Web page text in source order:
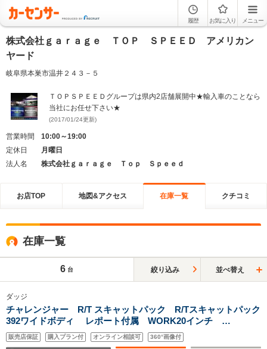
履歴 お気に入り メニュー
株式会社ｇａｒａｇｅ ＴＯＰ ＳＰＥＥＤ アメリカン
ヤード
岐阜県本巣市温井２４３－５
ＴＯＰＳＰＥＥＤグループは県内2店舗展開中★輸入車のことなら
当社にお任せ下さい★
(2017/01/24更新)
営業時間
10:00～19:00
定休日
月曜日
法人名
株式会社ｇａｒａｇｅ Ｔｏｐ Ｓｐｅｅｄ
お店TOP 地図&アクセス 在庫一覧 クチコミ
在庫一覧
6 台 絞り込み 並べ替え
ダッジ
チャレンジャー R/T スキャットパック R/Tスキャットパック
392ワイドボディ レポート付属 WORK20インチ
BCRacing車高調 サイドデカール ボンネットラッピング
Brembo6Pot ダックテール ディフューザー スポイラー同
販売店保証 購入プラン付 オンライン相談可 360°画像付